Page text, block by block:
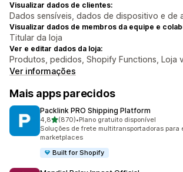
Visualizar dados de clientes:
Dados sensíveis, dados de dispositivo e de
Visualizar dados de membros da equipe e
Titular da loja
Ver e editar dados da loja:
Produtos, pedidos, Shopify Functions, Loja
Ver informações
Mais apps parecidos
Packlink PRO Shipping Platform
4,8de 5 estrelas
(870)
870 avaliações ao todo
•Plano gratuito disponível
Soluções de frete multitransportadoras para
marketplaces
Built for Shopify